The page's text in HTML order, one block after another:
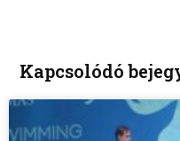
Kapcsolódó